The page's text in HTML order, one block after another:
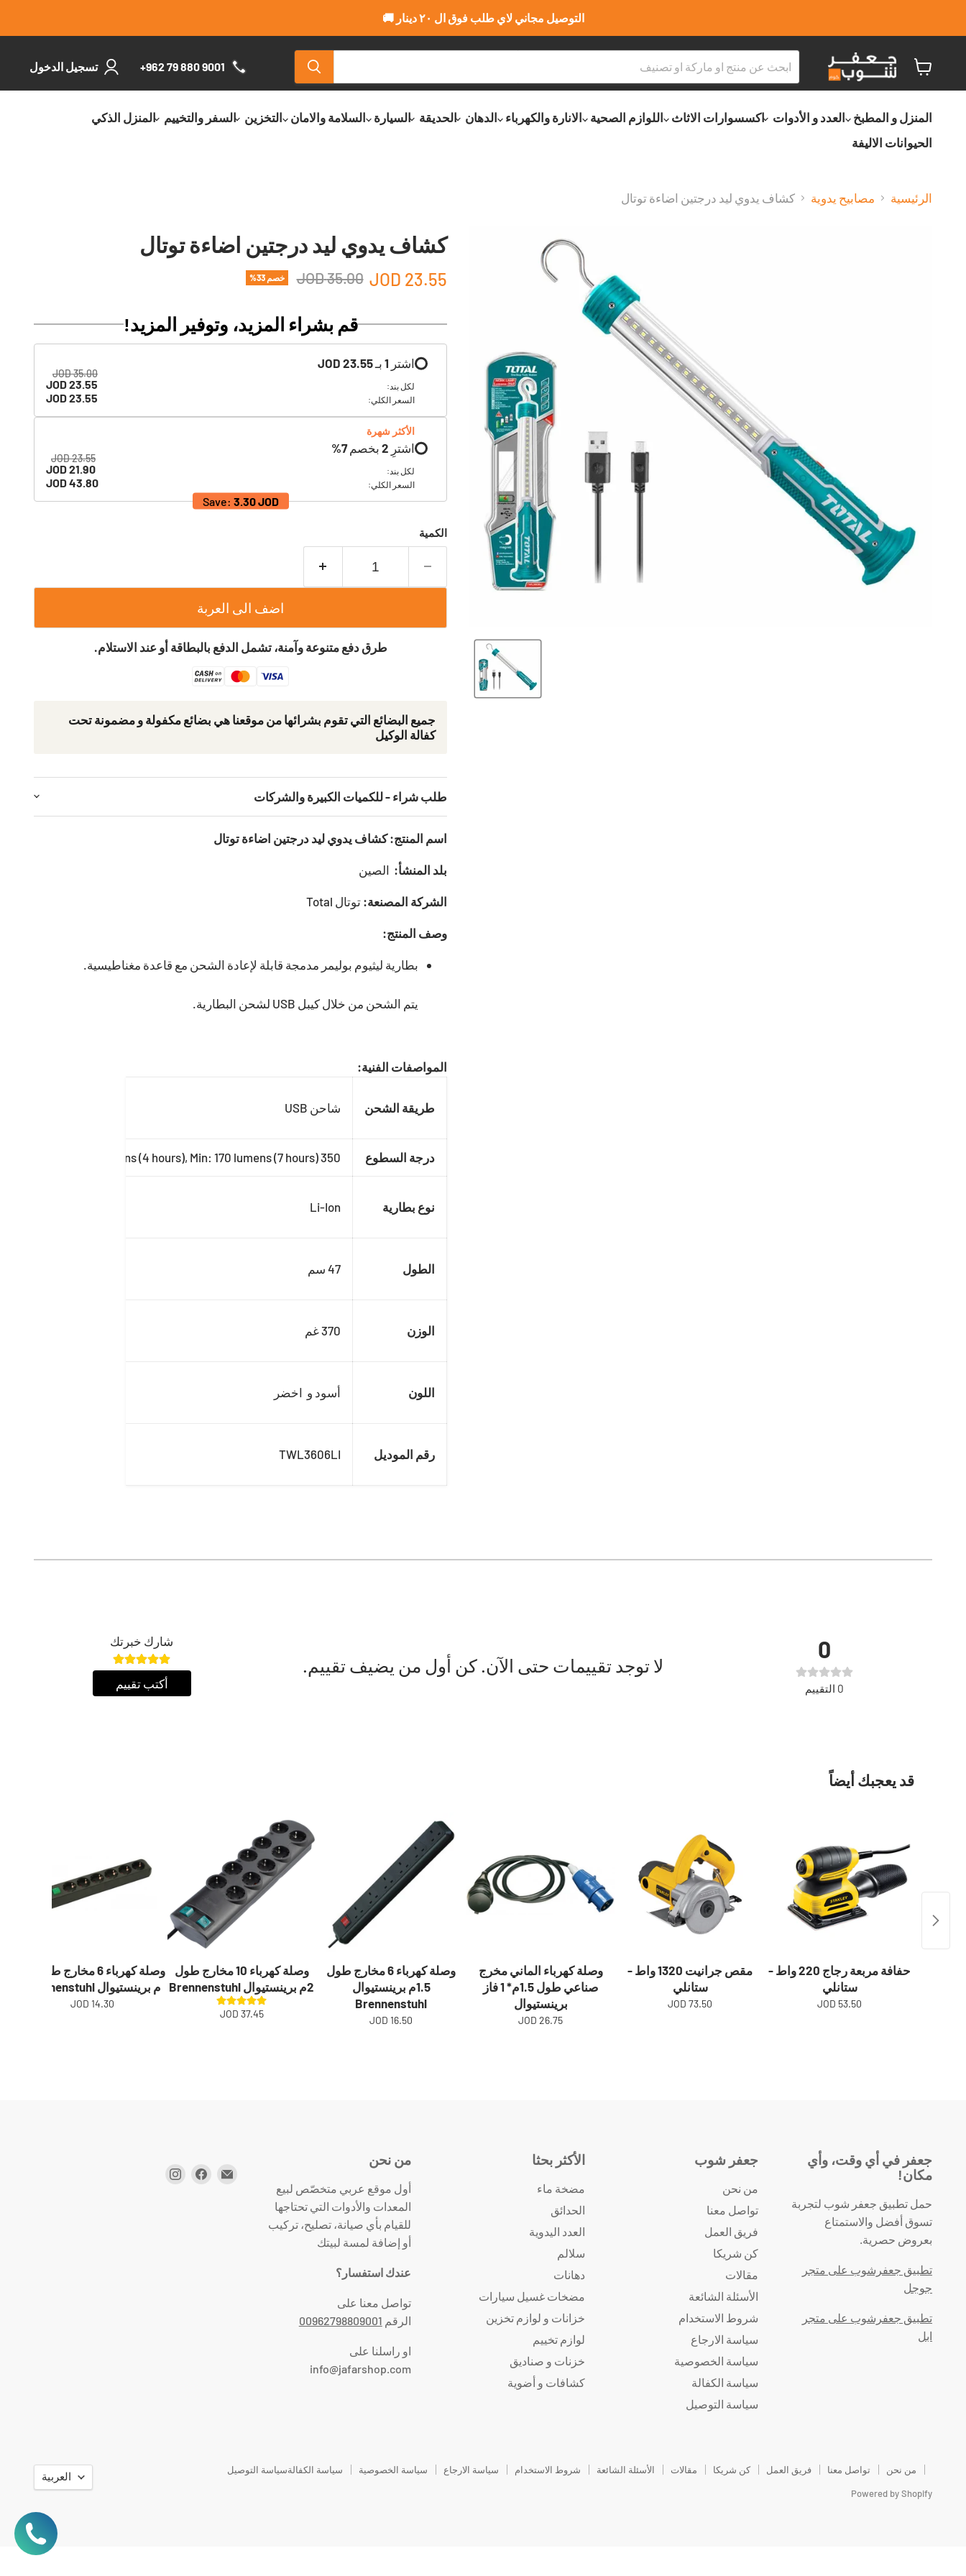
التوصيل مجاني لاي طلب فوق ال ٢٠ دينار 🚚
+962 79 880 9001 تسجيل الدخول
التسو
المنزل و المطبخ
العدد و الأدوات اكسسوارات الاثاث اللوازم الصحية الانارة والكهرباء الدهان الحديقة السيارة السلامة والامان التخزين السفر والتخييم المنزل الذكي
الحيوانات الاليفة
الرئيسية مصابيح يدوية كشاف يدوي ليد درجتين اضاءة توتال
كشاف يدوي ليد درجتين اضاءة توتال
35.00 JOD 23.55 JOD خصم 33
%
قم بشراء المزيد، وتوفير المزيد!
اشتر 1 بـ 23.55 JOD
لكل بند:
35.00 JOD
23.55 JOD
السعر الكلي: 23.55 JOD
الأكثر شهرة
اشترِ 2 بخصم 7
%
لكل بند:
23.55 JOD
21.90 JOD
السعر الكلي:
43.80 JOD
Save: 3.30 JOD
الكمية
اضف الى العربة
طرق دفع متنوعة وآمنة، تشمل الدفع بالبطاقة أو عند الاستلام.
جمیع البضائع التي تقوم بشرائھا من موقعنا ھي بضائع مكفولة و مضمونة تحت
كفالة الوكيل
طلب شراء - للكميات الكبيرة والشركات
اسم المنتج: كشاف يدوي ليد درجتين اضاءة توتال
بلد المنشأ: الصين
الشركة المصنعة: توتال Total
وصف المنتج:
بطارية ليثيوم بوليمر مدمجة قابلة لإعادة الشحن مع قاعدة مغناطيسية.
يتم الشحن من خلال كيبل USB لشحن البطارية.
المواصفات الفنية:
طريقة الشحن شاحن USB
درجة السطوع 350 lumens (4 hours), Min: 170 lumens (7 hours)
نوع بطارية Li-Ion
الطول 47 سم
الوزن 370 غم
اللون أسود و اخضر
رقم الموديل TWL3606LI
0
0 التقييم
لا توجد تقييمات حتى الآن. كن أول من يضيف تقييم.
شارك خبرتك
أكتب تقييم
قد يعجبك أيضاً
حفافة مربعة رجاج 220 واط -
ستانلي
53.50 JOD
مقص جرانيت 1320 واط -
ستانلي
73.50 JOD
وصلة كهرباء الماني مخرج
صناعي طول 1.5م* 1 فاز
برينستيوال
26.75 JOD
وصلة كهرباء 6 مخارج طول
1.5م برينستيوال
Brennenstuhl
16.50 JOD
وصلة كهرباء 10 مخارج طول
2م برينستيوال Brennenstuhl
37.45 JOD
م برينستيوال Brennenstuhl
14.30 JOD
جعفر في أي وقت، وأي
مكان!
حمل تطبيق جعفر شوب لتجربة
تسوق أفضل والاستمتاع
بعروض حصرية.
تطبيق جعفرشوب على متجر
جوجل
تطبيق جعفرشوب على متجر
ابل
جعفر شوب
من نحن
تواصل معنا
فريق العمل
كن شريكا
مقالات
الأسئلة الشائعة
شروط الاستخدام
سياسة الارجاع
سياسة الخصوصية
سياسة الكفالة
سياسة التوصيل
الأكثر بحثا
مضخة ماء
الحدائق
العدد اليدوية
سلالم
دهانات
مضخات غسيل سيارات
خزانات و لوازم تخزين
لوازم تخييم
خزنات و صناديق
كشافات و أضوية
من نحن
أول موقع عربي متخصّص لبيع
المعدات والأدوات التي تحتاجها
للقيام بأي صيانة، تصليح، تركيب
أو إضافة لمسة لبيتك
عندك استفسار؟
تواصل معنا على
الرقم 00962798809001
او راسلنا على
info@jafarshop.com
من نحن تواصل معنا فريق العمل كن شريكا مقالات الأسئلة الشائعة شروط الاستخدام سياسة الارجاع سياسة الخصوصية سياسة الكفالةسياسة التوصيل
Powered by Shopify
اللغةالعربية